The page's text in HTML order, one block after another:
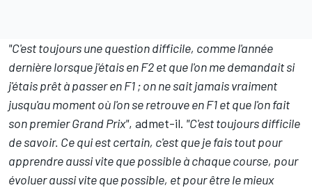
"C'est toujours une question difficile, comme l'année
dernière lorsque j'étais en F2 et que l'on me demandait si
j'étais prêt à passer en F1 ; on ne sait jamais vraiment
jusqu'au moment où l'on se retrouve en F1 et que l'on fait
son premier Grand Prix", admet-il. "C'est toujours difficile
de savoir. Ce qui est certain, c'est que je fais tout pour
apprendre aussi vite que possible à chaque course, pour
évoluer aussi vite que possible, et pour être le mieux